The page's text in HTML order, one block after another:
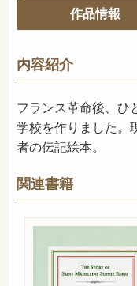
56ページ
ISBN 978-4-
NDC
発売日 2001
作品情報
内容紹介
フランス革命後、ひ
学校を作りました。
者の伝記絵本。
関連書籍